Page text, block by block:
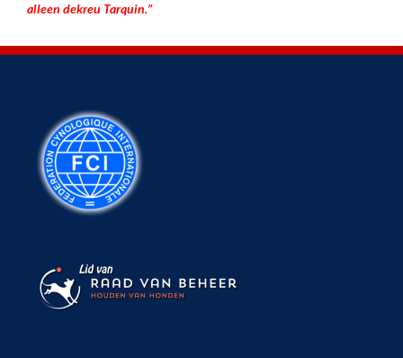
alleen dekreu Tarquin.”